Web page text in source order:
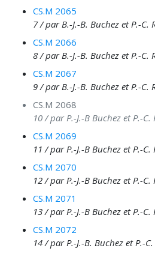
CS.M 2065
7 / par B.-J.-B. Buchez et P.-C.
CS.M 2066
8 / par B.-J.-B. Buchez et P.-C.
CS.M 2067
9 / par B.-J.-B. Buchez et P.-C.
CS.M 2068
10 / par P.-J.-B Buchez et P.-C.
CS.M 2069
11 / par P.-J.-B Buchez et P.-C.
CS.M 2070
12 / par P.-J.-B Buchez et P.-C.
CS.M 2071
13 / par P.-J.-B Buchez et P.-C.
CS.M 2072
14 / par P.-J.-B. Buchez et P.-